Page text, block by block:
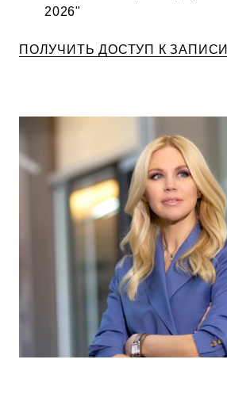
2026"
ПОЛУЧИТЬ ДОСТУП К ЗАПИСИ